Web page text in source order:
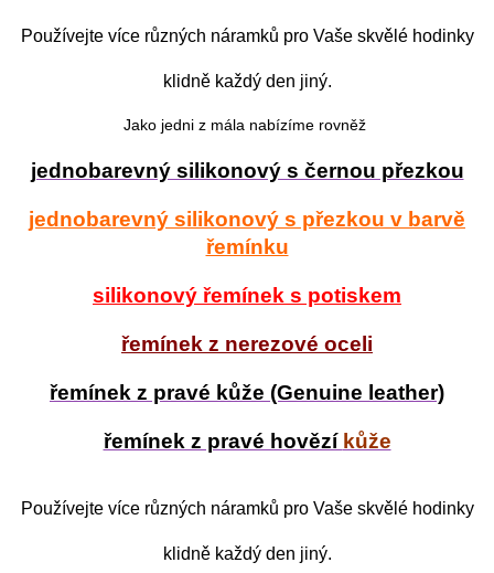
Používejte více různých náramků pro Vaše skvělé hodinky
klidně každý den jiný.
Jako jedni z mála nabízíme rovněž
jednobarevný silikonový s černou přezkou
jednobarevný silikonový s přezkou v barvě
řemínku
silikonový řemínek s potiskem
řemínek z nerezové oceli
řemínek z pravé kůže (Genuine leather)
řemínek z pravé hovězí kůže
Používejte více různých náramků pro Vaše skvělé hodinky
klidně každý den jiný.